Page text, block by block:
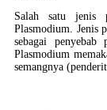
Salah satu jenis
Plasmodium. Jenis
sebagai penyebab
Plasmodium
semangnya